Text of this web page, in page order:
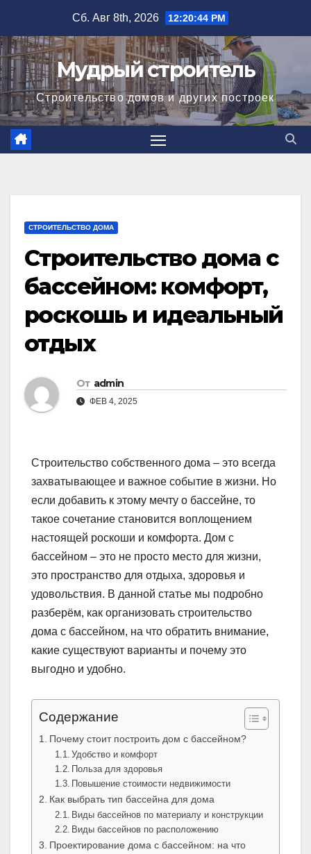
содержимому
Сб. Авг 8th, 2026 12:20:46 PM
Мудрый строитель
Строительство домов и других построек
СТРОИТЕЛЬСТВО ДОМА
Строительство дома с
бассейном: комфорт,
роскошь и идеальный
отдых
От admin
ФЕВ 4, 2025
Строительство собственного дома – это всегда
захватывающее и важное событие в жизни. Но
если добавить к этому мечту о бассейне, то
такое сочетание становится воплощением
настоящей роскоши и комфорта. Дом с
бассейном – это не просто место для жизни,
это пространство для отдыха, здоровья и
удовольствия. В данной статье мы подробно
разберём, как организовать строительство
дома с бассейном, на что обратить внимание,
какие существуют варианты и почему это
выгодно и удобно.
Содержание
Почему стоит построить дом с бассейном?
Удобство и комфорт
Польза для здоровья
Повышение стоимости недвижимости
Как выбрать тип бассейна для дома
Виды бассейнов по материалу и конструкции
Виды бассейнов по расположению
Проектирование дома с бассейном: на что